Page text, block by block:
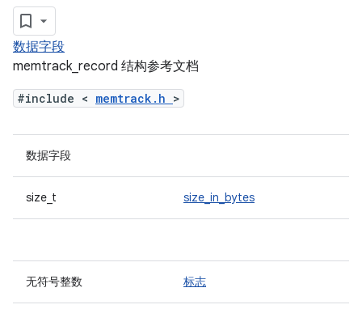
数据字段
memtrack_record 结构参考文档
#include < memtrack.h >
数据字段
size_t size_in_bytes
无符号整数 标志